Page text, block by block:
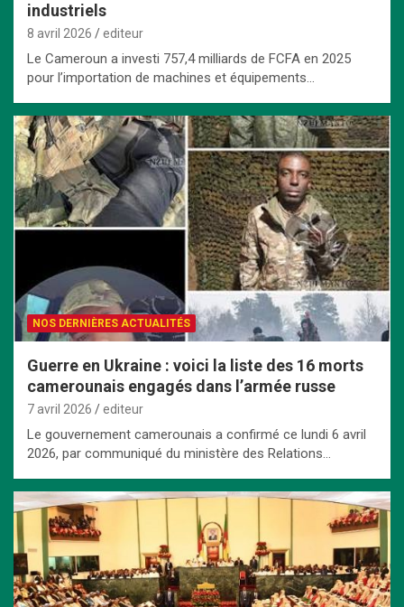
industriels
8 avril 2026 editeur
Le Cameroun a investi 757,4 milliards de FCFA en 2025
pour l’importation de machines et équipements…
NOS DERNIÈRES ACTUALITÉS
Guerre en Ukraine : voici la liste des 16 morts
camerounais engagés dans l’armée russe
7 avril 2026 editeur
Le gouvernement camerounais a confirmé ce lundi 6 avril
2026, par communiqué du ministère des Relations…